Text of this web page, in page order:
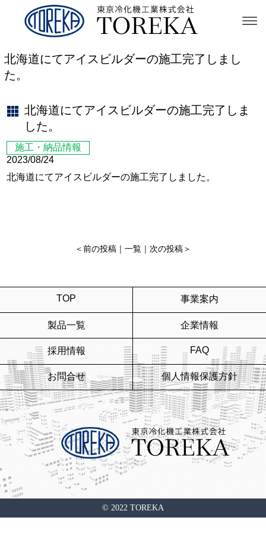
北海道にてアイスビルダーの施工完了しまし
た。
北海道にてアイスビルダーの施工完了しま
した。
施工・納品情報
2023/08/24
北海道にてアイスビルダーの施工完了しました。
＜ 前の投稿 一覧 次の投稿 ＞
TOP 事業案内
製品一覧 企業情報
採用情報 FAQ
お問合せ 個人情報保護方針
© 2022 TOREKA